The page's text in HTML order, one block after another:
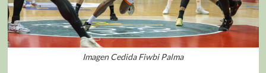
Imagen Cedida Fiwbi Palma